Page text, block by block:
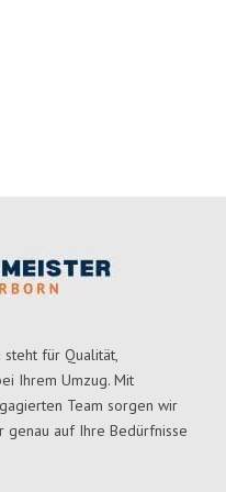
für Qualität,
Ihrem Umzug. Mit
Team sorgen wir
genau auf Ihre Bedürfnisse